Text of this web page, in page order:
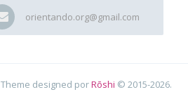
orientando.org@gmail.com
Theme designed porRōshi © 2015-2026.